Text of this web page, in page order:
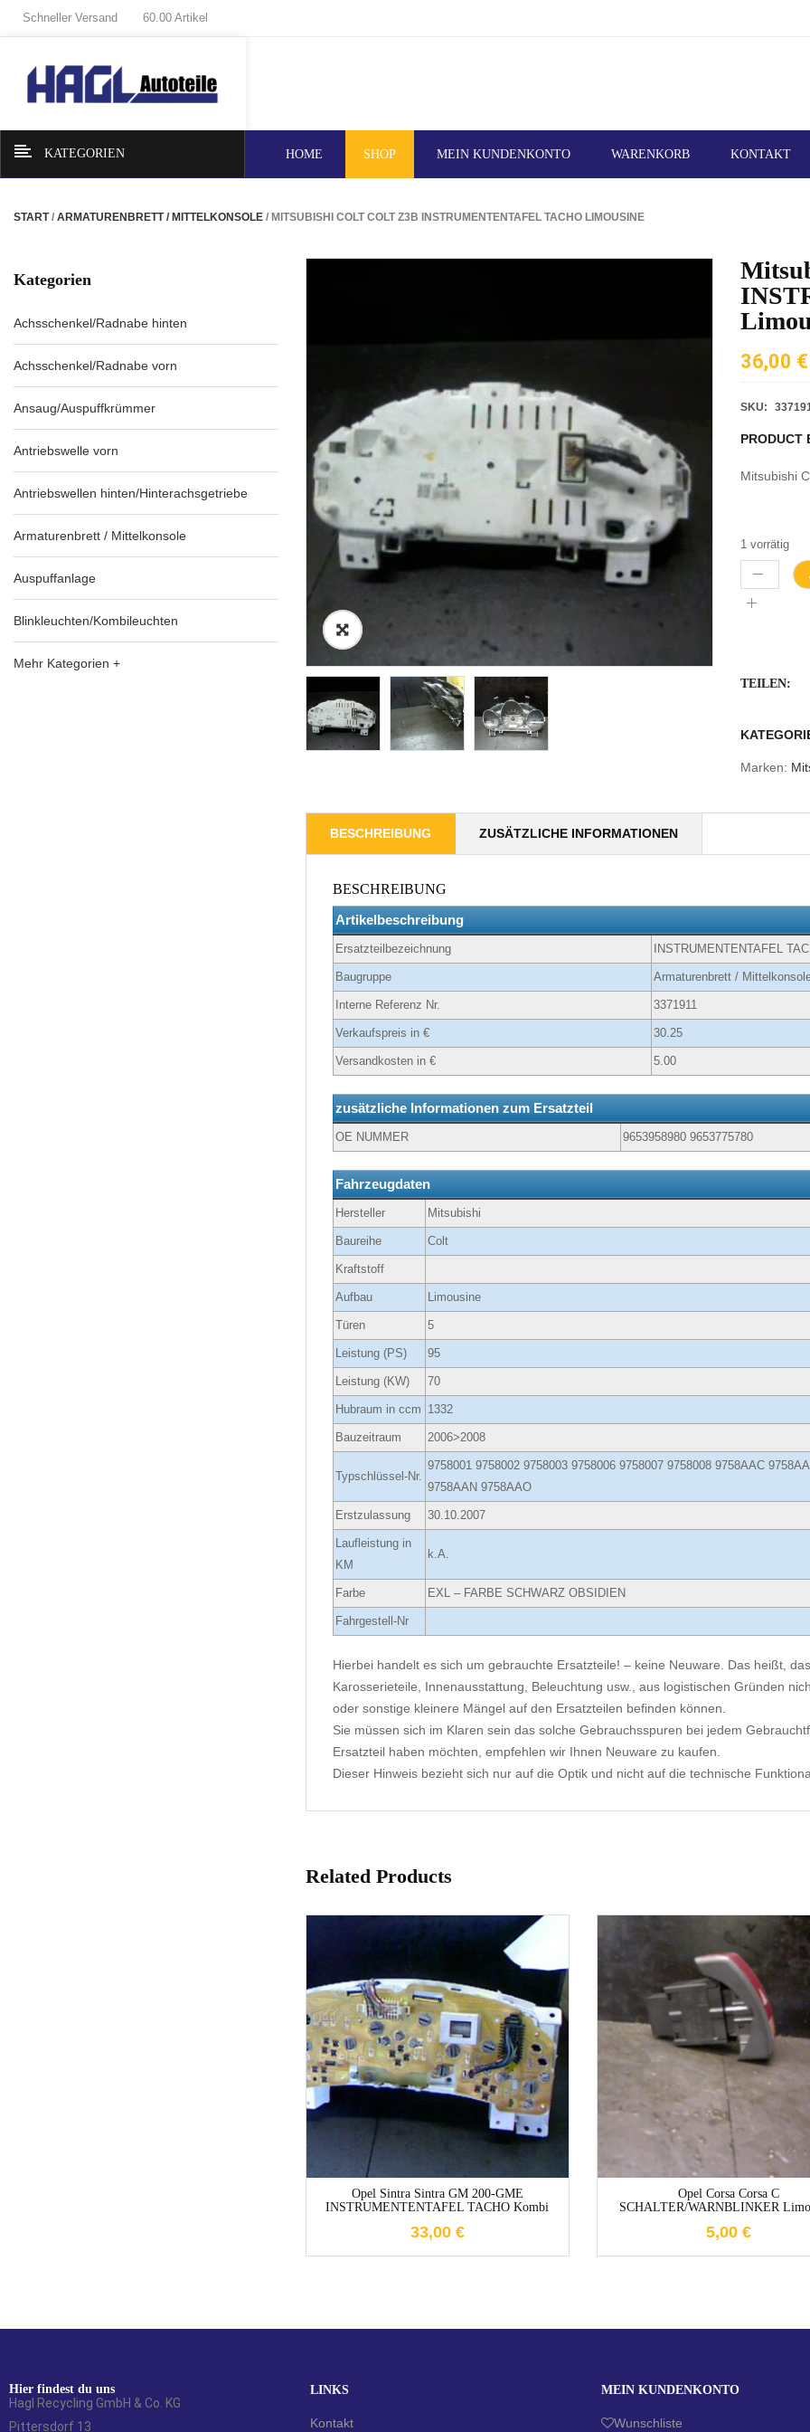
Schneller Versand 60.00 Artikel
KATEGORIEN HOME SHOP MEIN KUNDENKONTO WARENKORB KONTAKT
START/ ARMATURENBRETT / MITTELKONSOLE / MITSUBISHI COLT COLT Z3B INSTRUMENTENTAFEL TACHO LIMOUSINE
Kategorien
Achsschenkel/Radnabe hinten
Achsschenkel/Radnabe vorn
Ansaug/Auspuffkrümmer
Antriebswelle vorn
Antriebswellen hinten/Hinterachsgetriebe
Armaturenbrett / Mittelkonsole
Auspuffanlage
Blinkleuchten/Kombileuchten
Mehr Kategorien +
36,00 €
SKU:
PRODUCT
Mitsubishi
1 vorrätig
TEILEN:
Marken:
BESCHREIBUNG ZUSÄTZLICHE INFORMATIONEN
BESCHREIBUNG
Artikelbeschreibung
Ersatzteilbezeichnung INSTRUMENTENTAFEL
Baugruppe Armaturenbrett /
Interne Referenz Nr. 3371911
Verkaufspreis in € 30.25
Versandkosten in € 5.00
zusätzliche Informationen zum Ersatzteil
OE NUMMER 9653958980 9653775780
Fahrzeugdaten
Hersteller Mitsubishi
Baureihe Colt
Kraftstoff
Aufbau Limousine
Türen 5
Leistung (PS) 95
Leistung (KW) 70
Hubraum in ccm 1332
Bauzeitraum 2006>2008
Typschlüssel-Nr.
9758001 9758002 9758003 9758006 9758007 9758008 9758AAC
9758AAN 9758AAO
Erstzulassung 30.10.2007
Laufleistung in
KM
k.A.
Farbe EXL – FARBE SCHWARZ OBSIDIEN
Fahrgestell-Nr
Hierbei handelt es sich um gebrauchte Ersatzteile! – keine Neuware. Das heißt,
Karosserieteile, Innenausstattung, Beleuchtung usw., aus logistischen Gründen
oder sonstige kleinere Mängel auf den Ersatzteilen befinden können.
Sie müssen sich im Klaren sein das solche Gebrauchsspuren bei jedem
Ersatzteil haben möchten, empfehlen wir Ihnen Neuware zu kaufen.
Dieser Hinweis bezieht sich nur auf die Optik und nicht auf die technische
Related Products
Opel Sintra Sintra GM 200-GME
INSTRUMENTENTAFEL TACHO Kombi
33,00 €
1-3 Werktage
Opel Corsa Corsa C
SCHALTER/WARNBLINKER
5,00 €
1-3 Werktage
Hier findest du uns
Hagl Recycling GmbH & Co. KG
Pittersdorf 13
LINKS
Kontakt
MEIN KUNDENKONTO
Wunschliste